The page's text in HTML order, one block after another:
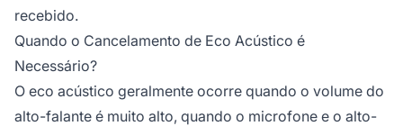
recebido.
Quando o Cancelamento de Eco Acústico é
Necessário?
O eco acústico geralmente ocorre quando o volume do
alto-falante é muito alto, quando o microfone e o alto-